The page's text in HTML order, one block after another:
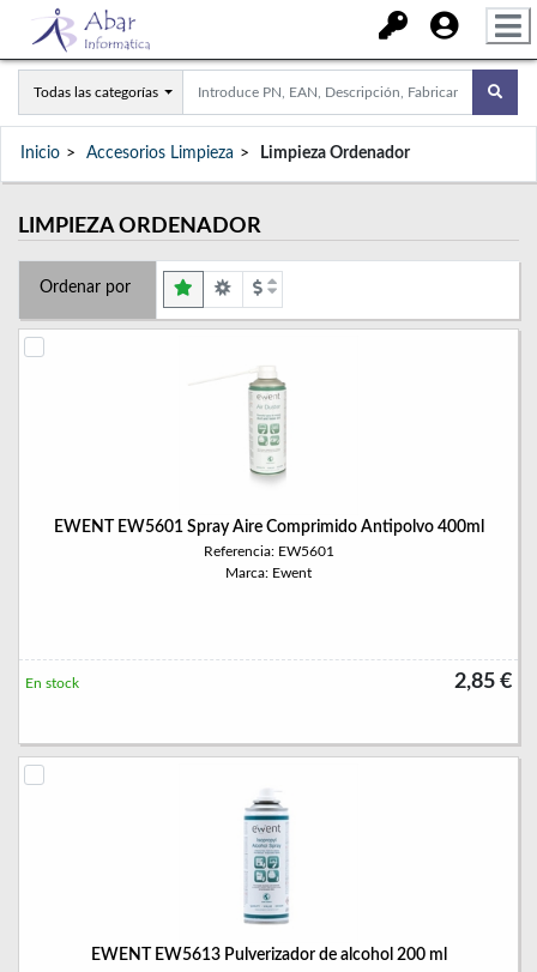
Todas las categorías
Inicio Accesorios Limpieza Limpieza Ordenador
LIMPIEZA ORDENADOR
Ordenar por
EWENT EW5601 Spray Aire Comprimido Antipolvo 400ml
Referencia: EW5601
Marca: Ewent
2,85 €
En stock
EWENT EW5613 Pulverizador de alcohol 200 ml